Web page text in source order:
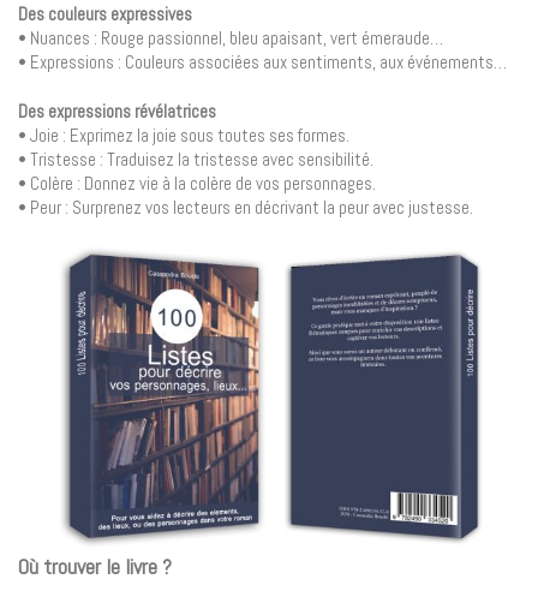
Des couleurs expressives
• Nuances : Rouge passionnel, bleu apaisant, vert émeraude…
• Expressions : Couleurs associées aux sentiments, aux événements…
Des expressions révélatrices
• Joie : Exprimez la joie sous toutes ses formes.
• Tristesse : Traduisez la tristesse avec sensibilité.
• Colère : Donnez vie à la colère de vos personnages.
• Peur : Surprenez vos lecteurs en décrivant la peur avec justesse.
Où trouver le livre ?